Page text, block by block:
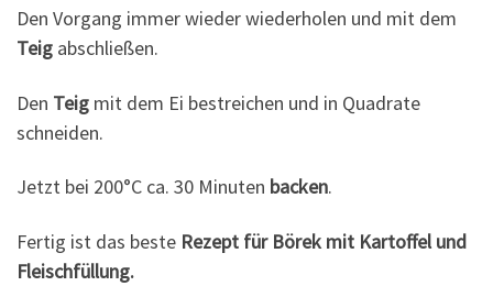
Den Vorgang immer wieder wiederholen und mit dem
Teig abschließen.
Den Teig mit dem Ei bestreichen und in Quadrate
schneiden.
Jetzt bei 200°C ca. 30 Minuten backen.
Fertig ist das beste Rezept für Börek mit Kartoffel und
Fleischfüllung.